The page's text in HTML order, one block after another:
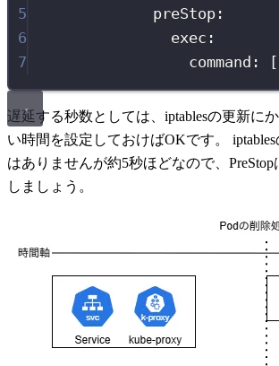
5
preStop :
6
exec :
7
command : [
遅延する秒数としては、iptablesの更新に
い時間を設定しておけばOKです。
はありませんが約5秒ほどなので、
しましょう。